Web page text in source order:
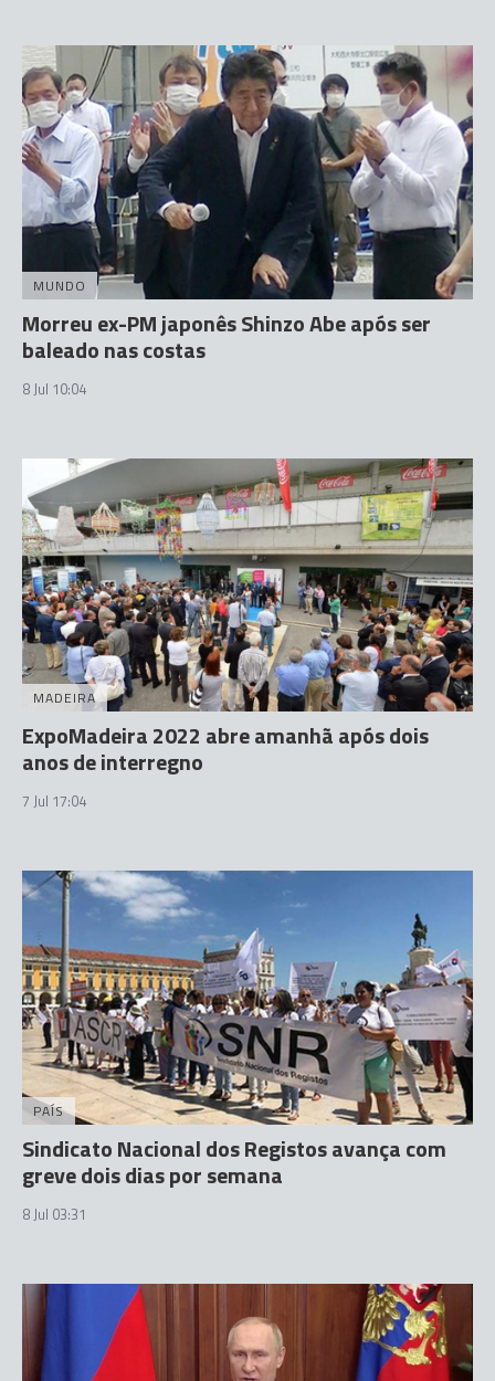
MUNDO
Morreu ex-PM japonês Shinzo Abe após ser
baleado nas costas
8 Jul 10:04
MADEIRA
ExpoMadeira 2022 abre amanhã após dois
anos de interregno
7 Jul 17:04
PAÍS
Sindicato Nacional dos Registos avança com
greve dois dias por semana
8 Jul 03:31